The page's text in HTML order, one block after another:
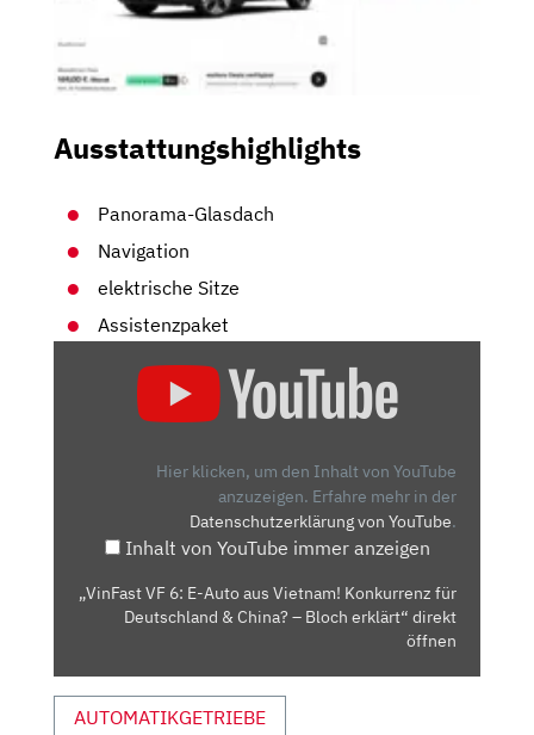
Ausstattungshighlights
Panorama-Glasdach
Navigation
elektrische Sitze
Assistenzpaket
KONKURRENZ
FÜR
DEUTSCHLAND
–
BLOCH
Hier klicken, um den Inhalt von YouTube
anzuzeigen. Erfahre mehr in der
Datenschutzerklärung von YouTube.
Inhalt von YouTube immer anzeigen
„VinFast VF 6: E-Auto aus Vietnam! Konkurrenz für
Deutschland & China? – Bloch erklärt“ direkt
öffnen
AUTOMATIKGETRIEBE